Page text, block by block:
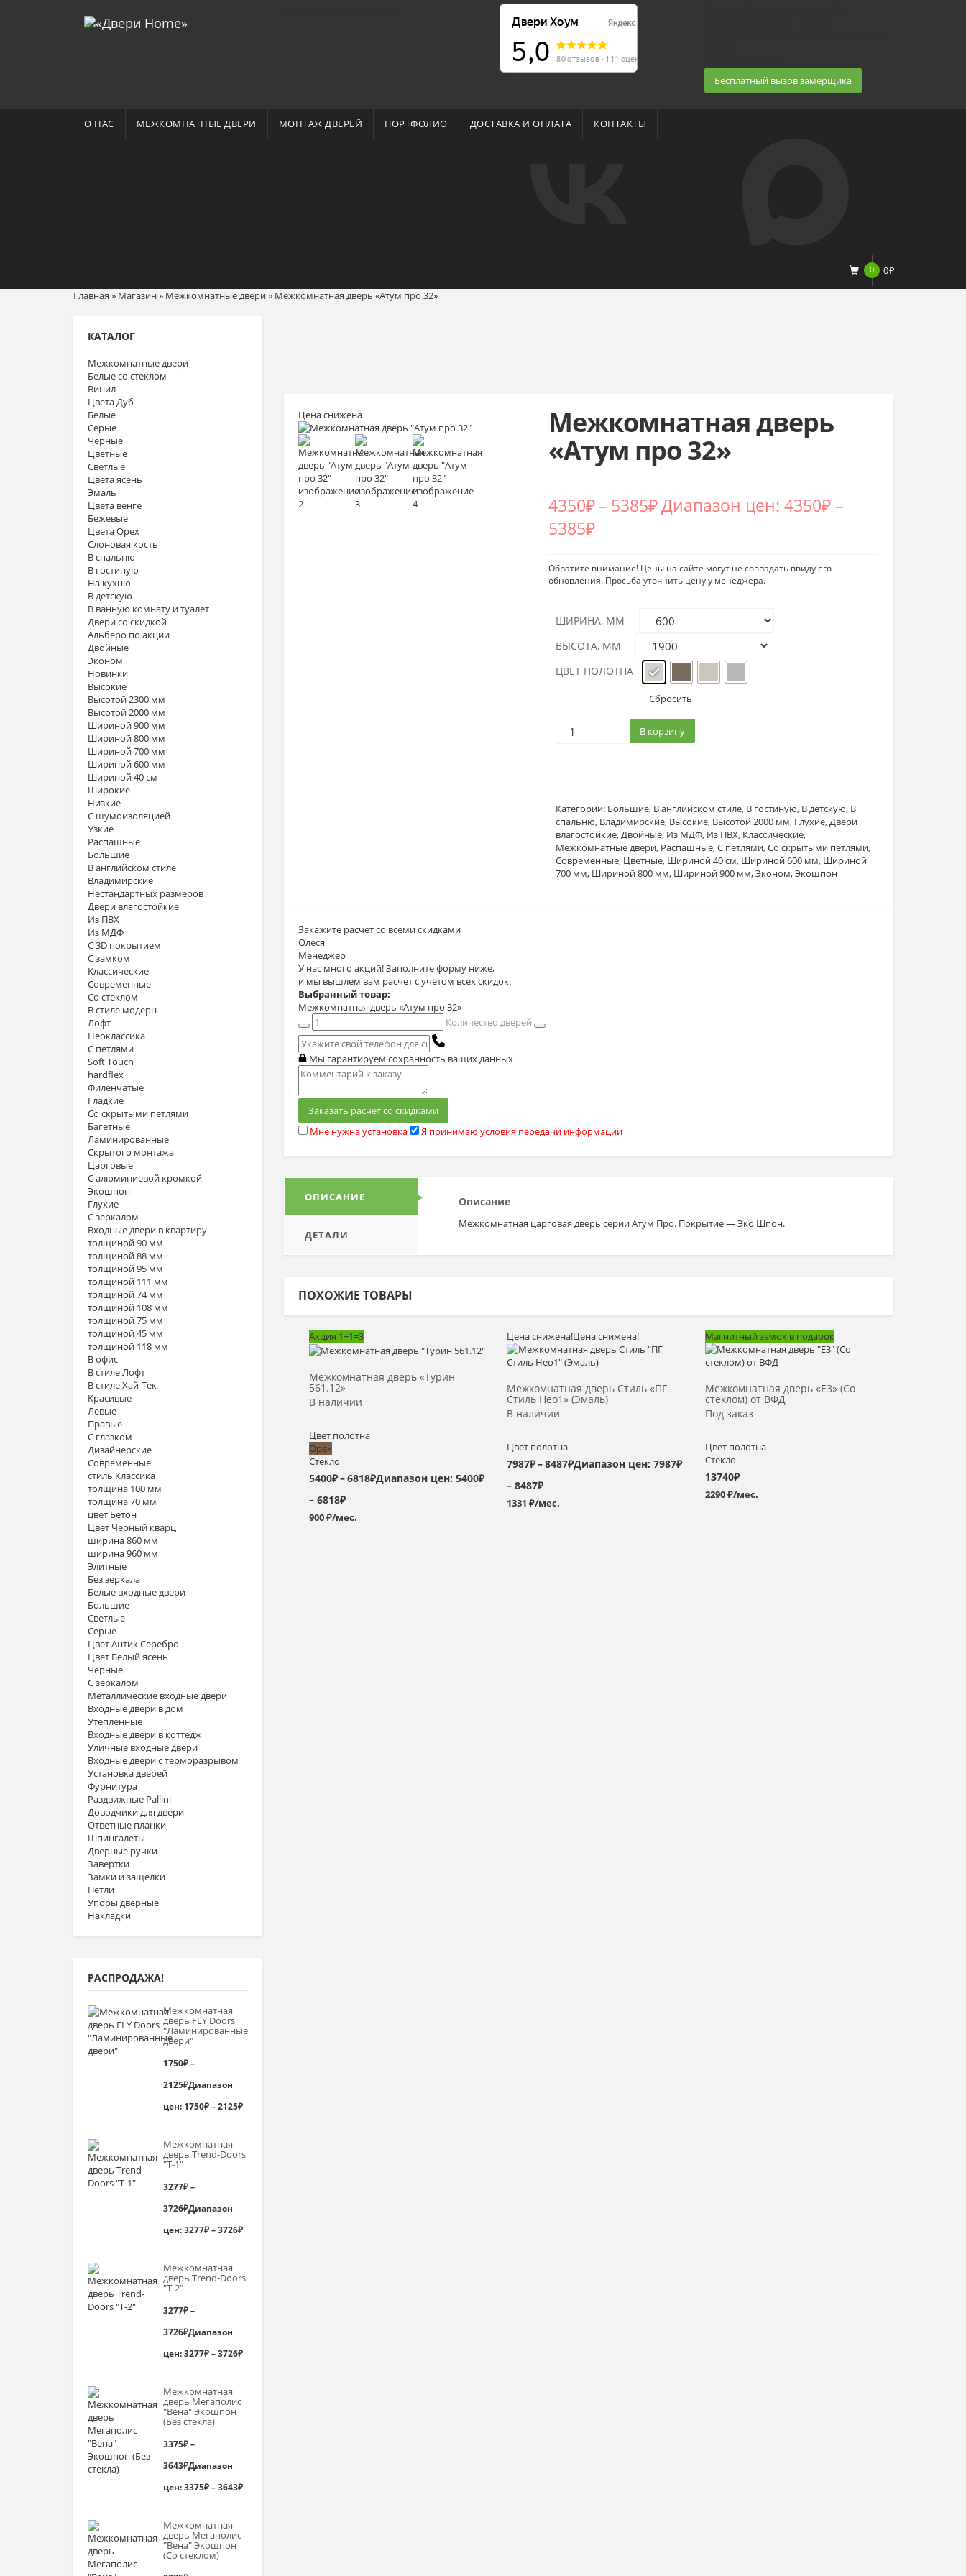
Бесплатный вызов замерщика
О НАС МЕЖКОМНАТНЫЕ ДВЕРИ МОНТАЖ ДВЕРЕЙ ПОРТФОЛИО ДОСТАВКА И ОПЛАТА КОНТАКТЫ
0 0₽
Главная » Магазин» Межкомнатные двери» Межкомнатная дверь «Атум про 32»
КАТАЛОГ
Межкомнатные двери
Белые со стеклом
Винил
Цвета Дуб
Белые
Серые
Черные
Цветные
Светлые
Цвета ясень
Эмаль
Цвета венге
Бежевые
Цвета Орех
Слоновая кость
В спальню
В гостиную
На кухню
В детскую
В ванную комнату и туалет
Двери со скидкой
Альберо по акции
Двойные
Эконом
Новинки
Высокие
Высотой 2300 мм
Высотой 2000 мм
Шириной 900 мм
Шириной 800 мм
Шириной 700 мм
Шириной 600 мм
Шириной 40 см
Широкие
Низкие
С шумоизоляцией
Узкие
Распашные
Большие
В английском стиле
Владимирские
Нестандартных размеров
Двери влагостойкие
Из ПВХ
Из МДФ
С 3D покрытием
С замком
Классические
Современные
Со стеклом
В стиле модерн
Лофт
Неоклассика
С петлями
Soft Touch
hardflex
Филенчатые
Гладкие
Со скрытыми петлями
Багетные
Ламинированные
Скрытого монтажа
Царговые
С алюминиевой кромкой
Экошпон
Глухие
С зеркалом
Входные двери в квартиру
толщиной 90 мм
толщиной 88 мм
толщиной 95 мм
толщиной 111 мм
толщиной 74 мм
толщиной 108 мм
толщиной 75 мм
толщиной 45 мм
толщиной 118 мм
В офис
В стиле Лофт
В стиле Хай-Тек
Красивые
Левые
Правые
С глазком
Дизайнерские
Современные
стиль Классика
толщина 100 мм
толщина 70 мм
цвет Бетон
Цвет Черный кварц
ширина 860 мм
ширина 960 мм
Элитные
Без зеркала
Белые входные двери
Большие
Светлые
Серые
Цвет Антик Серебро
Цвет Белый ясень
Черные
С зеркалом
Металлические входные двери
Входные двери в дом
Утепленные
Входные двери в коттедж
Уличные входные двери
Входные двери с терморазрывом
Установка дверей
Фурнитура
Раздвижные Pallini
Доводчики для двери
Ответные планки
Шпингалеты
Дверные ручки
Завертки
Замки и защелки
Петли
Упоры дверные
Накладки
РАСПРОДАЖА!
Межкомнатная
дверь FLY Doors
"Ламинированные
двери"
1750₽–
2125₽Диапазон
цен: 1750₽ – 2125₽
Межкомнатная
дверь Trend-Doоrs
"Т-1"
3277₽–
3726₽Диапазон
цен: 3277₽ – 3726₽
Межкомнатная
дверь Trend-Doоrs
"Т-2"
3277₽–
3726₽Диапазон
цен: 3277₽ – 3726₽
Межкомнатная
дверь Мегаполис
"Вена" Экошпон
(Без стекла)
3375₽–
3643₽Диапазон
цен: 3375₽ – 3643₽
Межкомнатная
дверь Мегаполис
"Вена" Экошпон
(Со стеклом)
Цена снижена Межкомнатная дверь
«Атум про 32»
4350₽– 5385₽Диапазон цен: 4350₽ –
5385₽
Обратите внимание! Цены на сайте могут не совпадать ввиду его
обновления. Просьба уточнить цену у менеджера.
ШИРИНА, ММ
ВЫСОТА, ММ
ЦВЕТ ПОЛОТНА
Сбросить
В корзину
Категории: Большие, В английском стиле, В гостиную, В детскую, В
спальню, Владимирские, Высокие, Высотой 2000 мм, Глухие,Двери
влагостойкие,Двойные, Из МДФ, Из ПВХ, Классические,
Межкомнатные двери, Распашные,С петлями,Со скрытыми петлями,
Современные, Цветные, Шириной 40 см, Шириной 600 мм, Шириной
700 мм, Шириной 800 мм, Шириной 900 мм,Эконом,Экошпон
Закажите расчетсо всеми скидками
Олеся
Менеджер
У нас много акций! Заполните форму ниже,
и мы вышлем вам расчет с учетом всех скидок.
Выбранный товар:
Межкомнатная дверь «Атум про 32»
Количество дверей
Мы гарантируем сохранность ваших данных
Заказать расчет со скидками
Мне нужна установка
Я принимаю условия передачи информации
ОПИСАНИЕ
ДЕТАЛИ
Описание
Межкомнатная царговая дверь серии Атум Про. Покрытие — Эко Шпон.
ПОХОЖИЕ ТОВАРЫ
Акция 1+1=3
Межкомнатная дверь «Турин
561.12»
В наличии
Цвет полотна
Орех
Стекло
5400₽–6818₽Диапазон цен: 5400₽
– 6818₽
900 ₽/мес.
Выбрать >
Цена снижена!Цена снижена!
Межкомнатная дверь Стиль «ПГ
Стиль Нео1» (Эмаль)
В наличии
Цвет полотна
7987₽–8487₽Диапазон цен: 7987₽
– 8487₽
1331 ₽/мес.
Выбрать >
Магнитный замок в подарок
Межкомнатная дверь «E3» (Со
стеклом) от ВФД
Под заказ
Цвет полотна
Стекло
13740₽
2290 ₽/мес.
Выбрать >